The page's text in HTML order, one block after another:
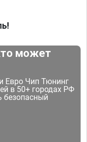
может
Евро Чип Тюнинг
в 50+ городах РФ
безопасный